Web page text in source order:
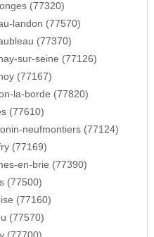
(77320)
landon (77570)
(77370)
sur-seine (77126)
(77167)
la-borde (77820)
(77610)
neufmontiers (77124)
(77169)
en-brie (77390)
(77500)
(77160)
(77570)